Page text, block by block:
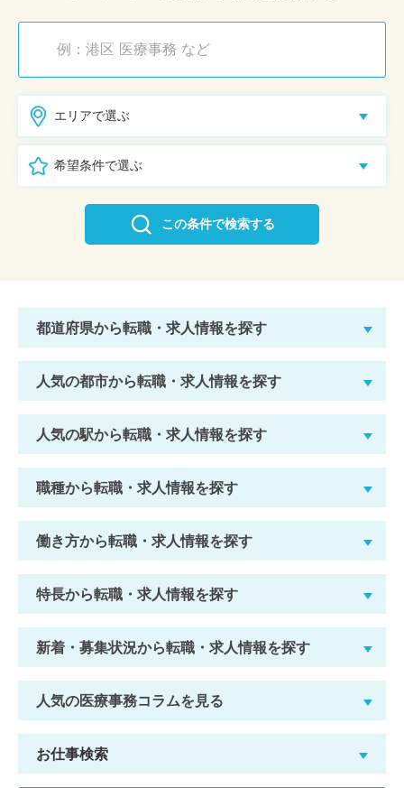
エリアで選ぶ
希望条件で選ぶ
この条件で検索する
都道府県から転職・求人情報を探す
人気の都市から転職・求人情報を探す
人気の駅から転職・求人情報を探す
職種から転職・求人情報を探す
働き方から転職・求人情報を探す
特長から転職・求人情報を探す
新着・募集状況から転職・求人情報を探す
人気の医療事務コラムを見る
お仕事検索